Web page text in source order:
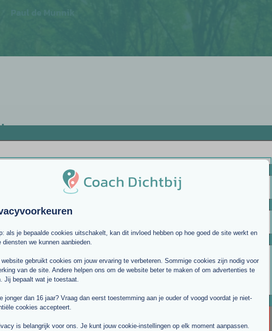
als je bepaalde cookies uitschakelt, kan dit invloed hebben op hoe goed de site werkt en
diensten we kunnen aanbieden.
website gebruikt cookies om jouw ervaring te verbeteren. Sommige cookies zijn nodig voor
van de site. Andere helpen ons om de website beter te maken of om advertenties te
Jij bepaalt wat je toestaat.
jonger dan 16 jaar? Vraag dan eerst toestemming aan je ouder of voogd voordat je niet-
cookies accepteert.
is belangrijk voor ons. Je kunt jouw cookie-instellingen op elk moment aanpassen.